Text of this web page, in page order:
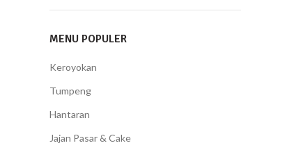
MENU POPULER
Keroyokan
Tumpeng
Hantaran
Jajan Pasar & Cake